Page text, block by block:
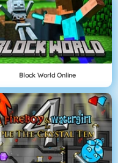
Block World Online